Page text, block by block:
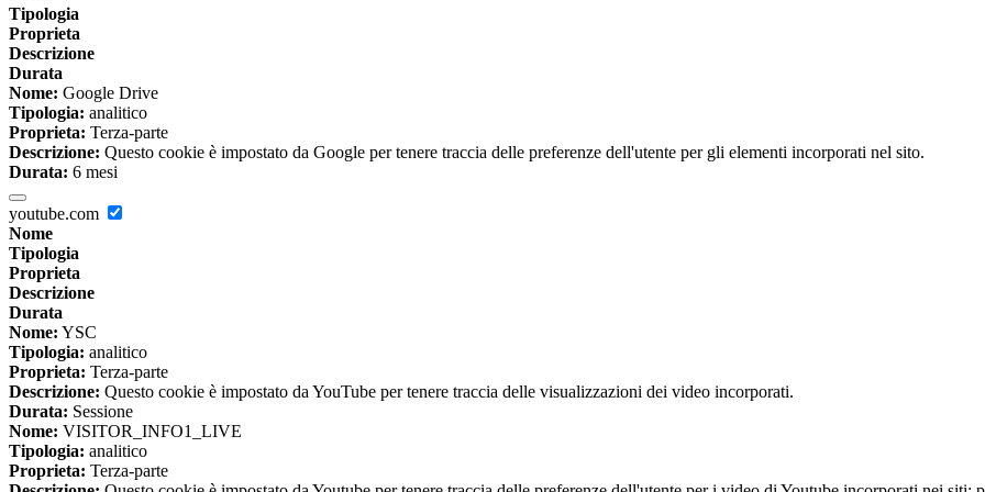
Tipologia
Proprieta
Descrizione
Durata
Nome: Google Drive
Tipologia: analitico
Proprieta: Terza-parte
Descrizione: Questo cookie è impostato da Google per tenere traccia delle preferenze dell'utente per gli elementi incorporati nel sito.
Durata: 6 mesi
youtube.com
Nome
Tipologia
Proprieta
Descrizione
Durata
Nome: YSC
Tipologia: analitico
Proprieta: Terza-parte
Descrizione: Questo cookie è impostato da YouTube per tenere traccia delle visualizzazioni dei video incorporati.
Durata: Sessione
Nome: VISITOR_INFO1_LIVE
Tipologia: analitico
Proprieta: Terza-parte